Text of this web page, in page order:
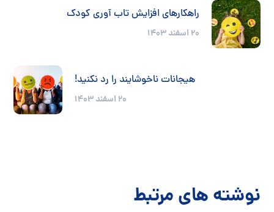
راهکارهای افزایش تاب آوری کودک
20 اسفند 1403
هیجانات ناخوشایند را رد نکنید!
20 اسفند 1403
نوشته های مرتبط